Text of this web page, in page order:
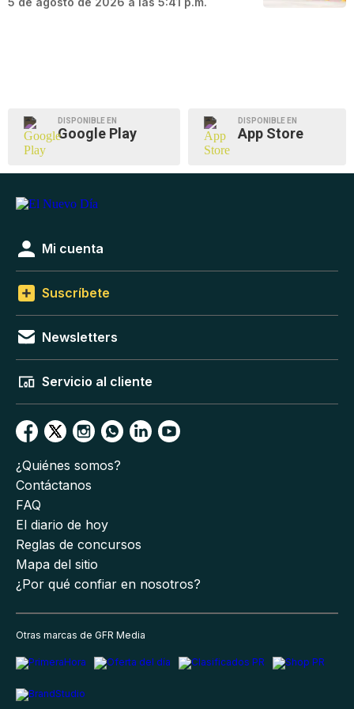
DISPONIBLE EN
Google Play
DISPONIBLE EN
App Store
Mi cuenta
Suscríbete
Newsletters
Servicio al cliente
¿Quiénes somos?
Contáctanos
FAQ
El diario de hoy
Reglas de concursos
Mapa del sitio
¿Por qué confiar en nosotros?
Otras marcas de GFR Media